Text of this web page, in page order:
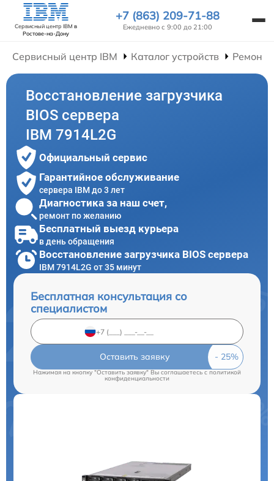
Сервисный центр IBM в
Ростове-на-Дону
+7 (863) 209-71-88
Ежедневно с 9:00 до 21:00
Сервисный центр IBM Каталог устройств Ремонт
Восстановление загрузчика
BIOS сервера
IBM 7914L2G
Официальный сервис
Гарантийное обслуживание
сервера IBM до 3 лет
Диагностика за наш счет,
ремонт по желанию
Бесплатный выезд курьера
в день обращения
Восстановление загрузчика BIOS сервера
IBM 7914L2G от 35 минут
Бесплатная консультация со
специалистом
Оставить заявку
Нажимая на кнопку "Оставить заявку" Вы соглашаетесь c политикой
конфиденциальности